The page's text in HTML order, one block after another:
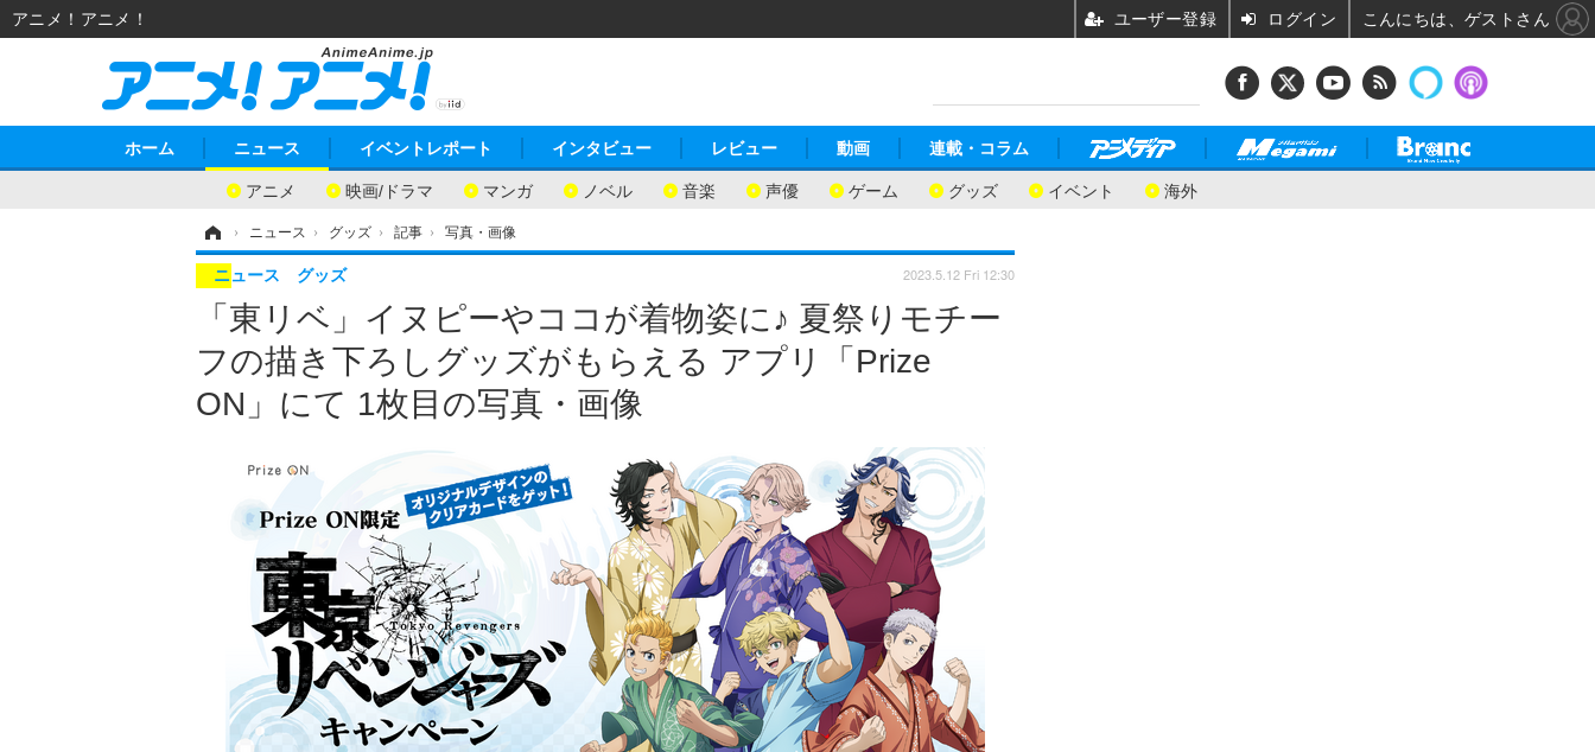
ホーム ニュース
アニメ 映画/ドラマ マンガ ノベル 音楽 声優 ゲーム グッズ イベント 海外
イベントレポート インタビュー レビュー 動画 連載・コラム
› ニュース › グッズ › 記事 › 写真・画像
「東リベ」イヌピーやココが着物姿に♪ 夏祭りモチー
フの描き下ろしグッズがもらえる アプリ「Prize
ON」にて 1枚目の写真・画像
ニュース グッズ 2023.5.12 Fri 12:30
アニメ！アニメ！ ユーザー登録 ログイン こんにちは、ゲストさん